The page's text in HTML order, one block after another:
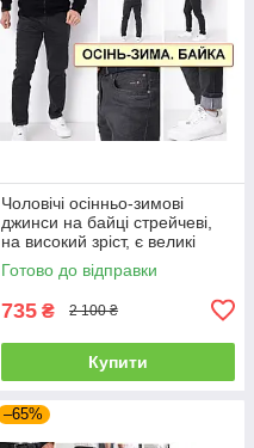
Чоловічі осінньо-зимові
джинси на байці стрейчеві,
на високий зріст, є великі
розміри VINGVGS, Туреччина
Готово до відправки
735 ₴ 2 100 ₴
Купити
–65%